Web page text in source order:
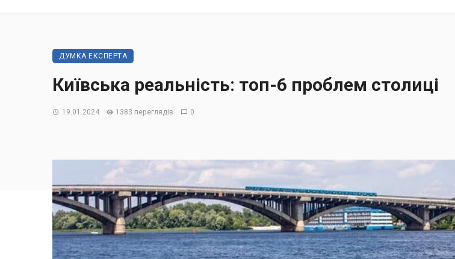
ДУМКА ЕКСПЕРТА
Київська реальність: топ-6 проблем столиці
19.01.2024 1383 переглядів 0